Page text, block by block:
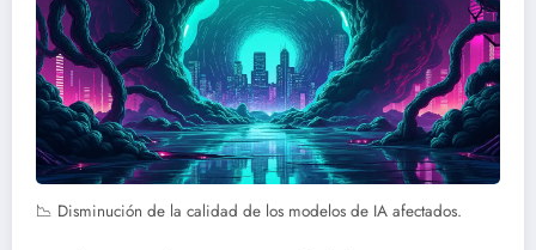
📉 Disminución de la calidad de los modelos de IA afectados.